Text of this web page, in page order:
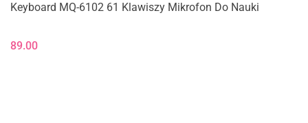
Keyboard MQ-6102 61 Klawiszy Mikrofon Do Nauki
89.00